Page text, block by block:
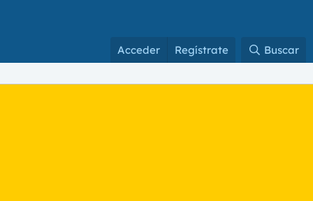
Acceder Regístrate Buscar